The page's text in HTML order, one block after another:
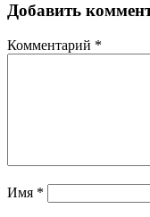
Добавить
Комментарий *
Имя *